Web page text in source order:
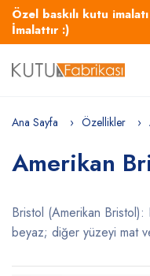
Özel baskılı kutu
İmalattır :)
Ana Sayfa Özellikler
Amerikan
Bristol (Amerikan Bristol):
beyaz; diğer yüzeyi mat